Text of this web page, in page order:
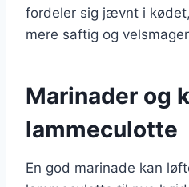
fordeler sig jævnt i
mere saftig og
Marinader og
lammeculotte
En god marinade kan